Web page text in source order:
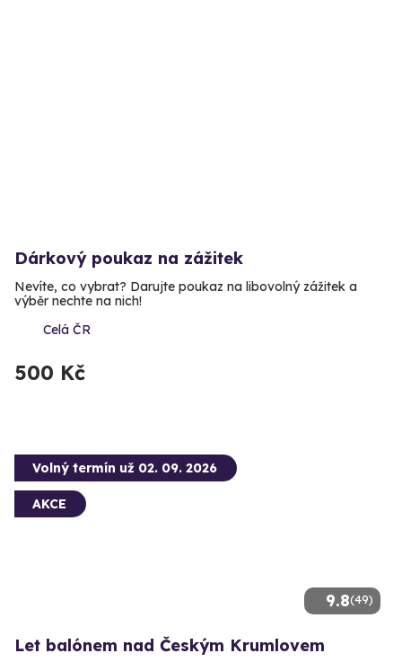
Dárkový poukaz na zážitek
Nevíte, co vybrat? Darujte poukaz na libovolný zážitek a
výběr nechte na nich!
Celá ČR
500 Kč
9.8(49)
Volný termín už 02. 09. 2026
AKCE
Let balónem nad Českým Krumlovem